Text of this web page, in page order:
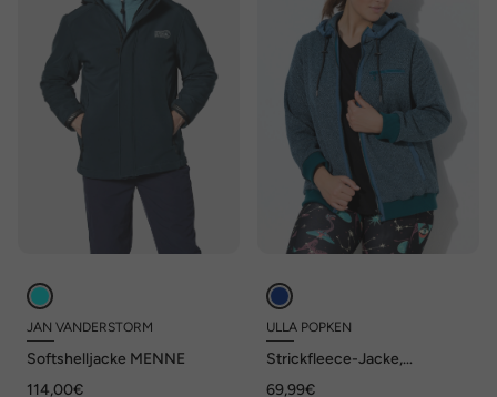
JAN VANDERSTORM
Softshelljacke MENNE
114,00€
ULLA POPKEN
Strickfleece-Jacke,
69,99€